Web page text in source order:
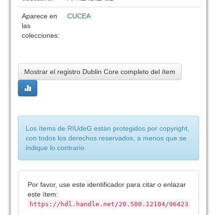
Aparece en
las
colecciones:
CUCEA
Mostrar el registro Dublin Core completo del ítem
Los ítems de RIUdeG están protegidos por copyright,
con todos los derechos reservados, a menos que se
indique lo contrario.
Por favor, use este identificador para citar o enlazar
este ítem:
https://hdl.handle.net/20.500.12104/96423